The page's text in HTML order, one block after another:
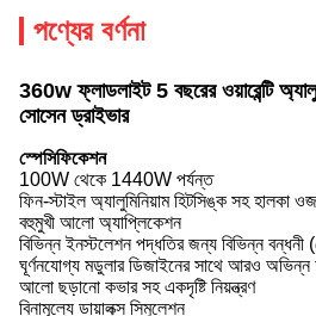
পণ্যের বর্ণনা
360w ফ্লাডলাইট 5 বছরের ওয়ারেন্টি
সোসেন ড্রাইভার
স্পেসিফিকেশন
100W থেকে 1440W পর্যন্ত
ফিন-স্টাইল অ্যালুমিনিয়াম হিটসিঙ্ক সহ হালকা
বহুমুখী আলো অ্যাপ্লিকেশন
বিভিন্ন ইনস্টলেশন পদ্ধতির জন্য বিভিন্ন বন্ধনী
ঘূর্ণনযোগ্য মডুলার ডিজাইনের সাথে আরও
আলো ছড়ানো কভার সহ একদৃষ্টি নিয়ন্ত্রণ
বিনামূল্যে ডায়ালক্স সিমুলেশন